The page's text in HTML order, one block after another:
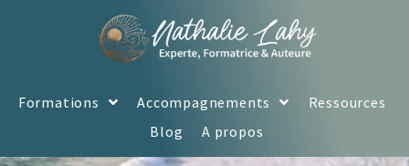
Formations Accompagnements
Ressources
Blog
A propos